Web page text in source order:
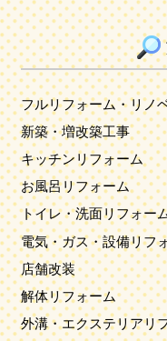
フルリフォーム・リノ
新築・増改築工事
キッチンリフォーム
お風呂リフォーム
トイレ・洗面リフォー
電気・ガス・設備リフ
店舗改装
解体リフォーム
外溝・エクステリアリ